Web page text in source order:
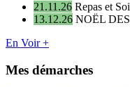
21.11.26 Repas et
13.12.26 NOËL
En Voir +
Mes démarches